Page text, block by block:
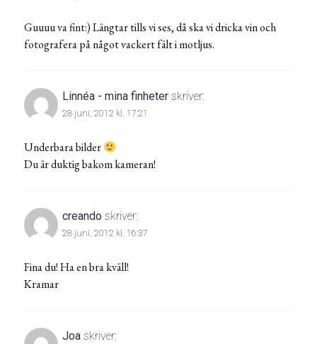
Guuuu va fint:) Längtar tills vi ses, då ska vi dricka vin och
fotografera på något vackert fält i motljus.
Linnéa - mina finheter skriver:
28 juni, 2012 kl. 17:21
Underbara bilder
Du är duktig bakom kameran!
creando skriver:
28 juni, 2012 kl. 16:37
Fina du! Ha en bra kväll!
Kramar
Joa skriver: